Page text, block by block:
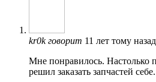
kr0kговорит 11 лет тому назад
Мне понравилось. Настолько
решил заказать запчастей себе.